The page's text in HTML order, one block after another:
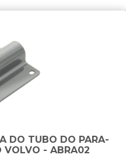
DO TUBO DO PARA-
VOLVO - ABRA02